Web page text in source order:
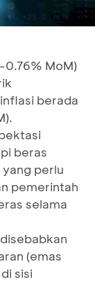
0.76% MoM)
berada
beras
perlu
pemerintah
selama
(emas
sisi